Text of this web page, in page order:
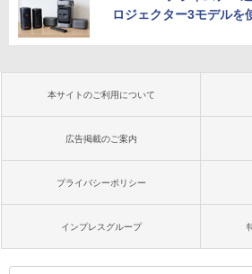
ロジェクター3モデルを
本サイトのご利用について
広告掲載のご案内
プライバシーポリシー
インプレスグループ